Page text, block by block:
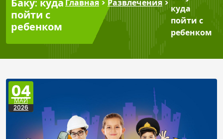
Баку: куда
пойти с
ребенком
Главная > Развлечения >
куда
пойти с
ребенком
04
МАЙ
2026